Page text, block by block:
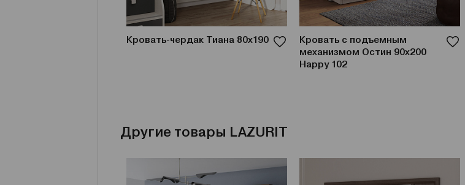
Кровать-чердак Тиана 80x190
Кровать с подъемным
механизмом Остин 90x200
Happy 102
Другие товары LAZURIT